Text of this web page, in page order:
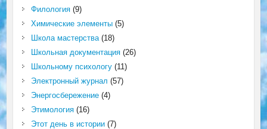
Филология(9)
Химические элементы(5)
Школа мастерства(18)
Школьная документация(26)
Школьному психологу(11)
Электронный журнал (57)
Энергосбережение(4)
Этимология(16)
Этот день в истории(7)